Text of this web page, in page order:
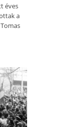
éves
a